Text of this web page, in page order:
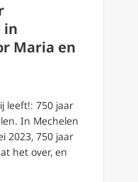
in
Maria en
leeft!: 750 jaar
In Mechelen
2023, 750 jaar
het over, en